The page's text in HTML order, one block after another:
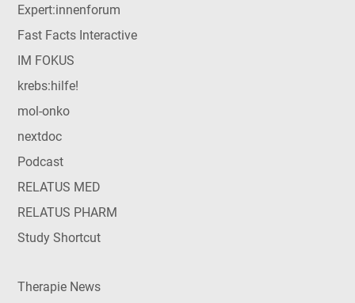
Expert:innenforum
Fast Facts Interactive
IM FOKUS
krebs:hilfe!
mol-onko
nextdoc
Podcast
RELATUS MED
RELATUS PHARM
Study Shortcut
Therapie News